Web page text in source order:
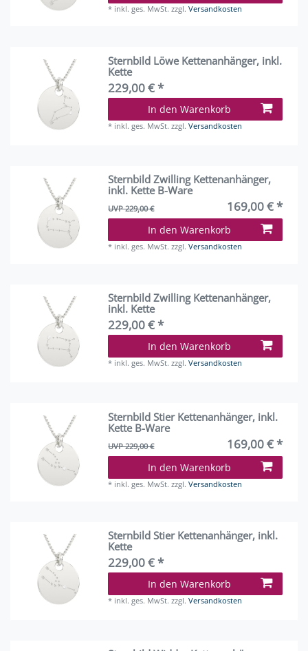
* inkl. ges. MwSt. zzgl.Versandkosten
Sternbild Löwe Kettenanhänger, inkl.
Kette
229,00 € *
In den Warenkorb
* inkl. ges. MwSt. zzgl.Versandkosten
Sternbild Zwilling Kettenanhänger,
inkl. Kette B-Ware
UVP 229,00 € 169,00 € *
In den Warenkorb
* inkl. ges. MwSt. zzgl.Versandkosten
Sternbild Zwilling Kettenanhänger,
inkl. Kette
229,00 € *
In den Warenkorb
* inkl. ges. MwSt. zzgl.Versandkosten
Sternbild Stier Kettenanhänger, inkl.
Kette B-Ware
UVP 229,00 € 169,00 € *
In den Warenkorb
* inkl. ges. MwSt. zzgl.Versandkosten
Sternbild Stier Kettenanhänger, inkl.
Kette
229,00 € *
In den Warenkorb
* inkl. ges. MwSt. zzgl.Versandkosten